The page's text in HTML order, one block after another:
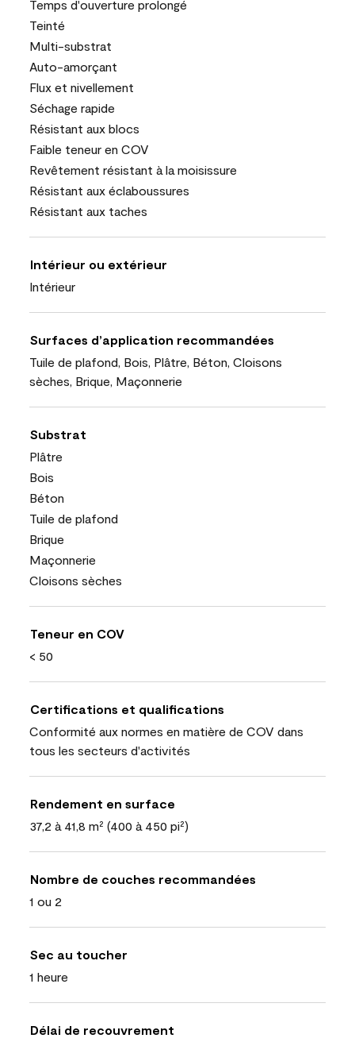
Temps d'ouverture prolongé
Teinté
Multi-substrat
Auto-amorçant
Flux et nivellement
Séchage rapide
Résistant aux blocs
Faible teneur en COV
Revêtement résistant à la moisissure
Résistant aux éclaboussures
Résistant aux taches
Intérieur ou extérieur
Intérieur
Surfaces d’application recommandées
Tuile de plafond, Bois, Plâtre, Béton, Cloisons
sèches, Brique, Maçonnerie
Substrat
Plâtre
Bois
Béton
Tuile de plafond
Brique
Maçonnerie
Cloisons sèches
Teneur en COV
< 50
Certifications et qualifications
Conformité aux normes en matière de COV dans
tous les secteurs d'activités
Rendement en surface
37,2 à 41,8 m² (400 à 450 pi²)
Nombre de couches recommandées
1 ou 2
Sec au toucher
1 heure
Délai de recouvrement